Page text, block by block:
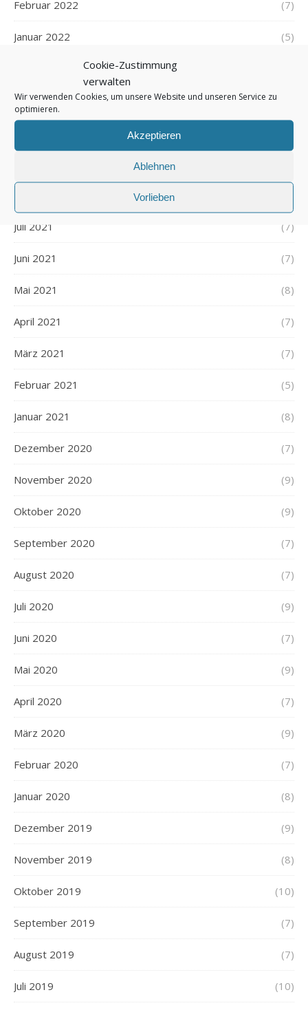
Cookie-Zustimmung
verwalten
Wir verwenden Cookies, um unsere Website und unseren Service zu
optimieren.
Akzeptieren
Ablehnen
Vorlieben
Februar 2022 (7)
Januar 2022 (5)
Dezember 2021
November 2021
Juli 2021 (7)
Juni 2021 (7)
Mai 2021 (8)
April 2021 (7)
März 2021 (7)
Februar 2021 (5)
Januar 2021 (8)
Dezember 2020 (7)
November 2020 (9)
Oktober 2020 (9)
September 2020 (7)
August 2020 (7)
Juli 2020 (9)
Juni 2020 (7)
Mai 2020 (9)
April 2020 (7)
März 2020 (9)
Februar 2020 (7)
Januar 2020 (8)
Dezember 2019 (9)
November 2019 (8)
Oktober 2019 (10)
September 2019 (7)
August 2019 (7)
Juli 2019 (10)